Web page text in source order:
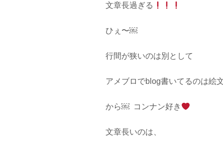
文章長過ぎる
ひぇ〜￼
行間が狭いのは別として
アメブロでblog書いてるのは絵
から￼ コンナン好き
文章長いのは、